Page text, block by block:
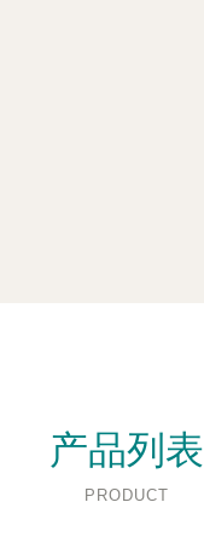
产品列表
PRODUCT